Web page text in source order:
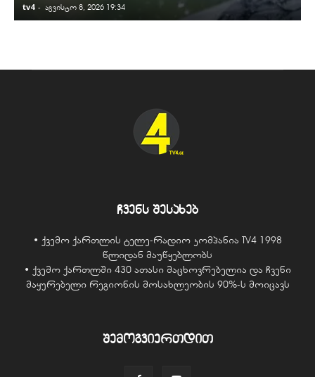
tv4 - აგვისტო 8, 2026 19:34
ჩვენს შესახებ
• ქვემო ქართლის ტელე-რადიო კომპანია TV4 1998
წლიდან მაუწყებლობს
• ქვემო ქართლში 430 ათასი მაცხოვრებელია და ჩვენი
მაყურებელი რეგიონის მოსახლეობის 90%-ს მოიცავს
შემოგვიერთდით